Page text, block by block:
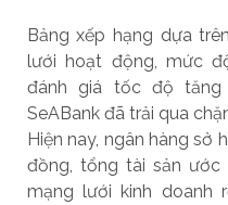
Bảng xếp hạng dựa
lưới hoạt động, mức
đánh giá tốc độ tăng
SeABank đã trải qua
Hiện nay, ngân hàng sở
đồng, tổng tài sản ước
mạng lưới kinh doanh